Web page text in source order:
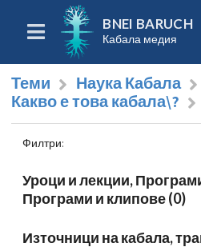
BNEI BARUCH
Кабала медия
Теми
Наука Кабала
Какво е това кабала\?
Филтри:
Уроци и лекции,
Програми и клипове (0)
Източници на кабала,